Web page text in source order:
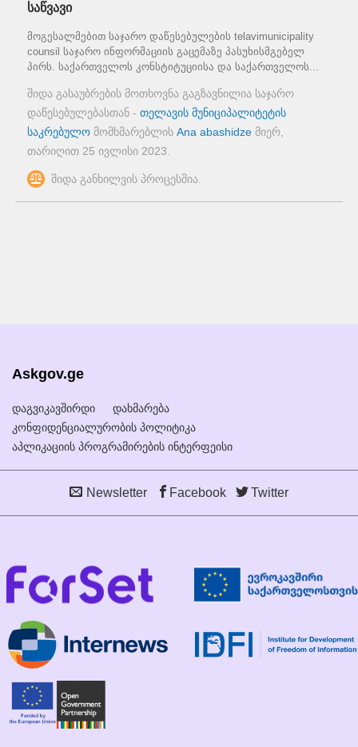
საწვავი
მოგესალმებით საჯარო დაწესებულების telavimunicipality
counsil საჯარო ინფორმაციის გაცემაზე პასუხისმგებელ
პირს. საქართველოს კონსტიტუციისა და საქართველოს...
შიდა გასაუბრების მოთხოვნა გაგზავნილია საჯარო
დაწესებულებასთან - თელავის მუნიციპალიტეტის
საკრებულო მომხმარებლის Ana abashidze მიერ,
თარიღით 25 ივლისი 2023
შიდა განხილვის პროცესშია.
Askgov.ge
დაგვიკავშირდი
დახმარება
კონფიდენციალურობის პოლიტიკა
აპლიკაციის პროგრამირების ინტერფეისი
Newsletter Facebook Twitter